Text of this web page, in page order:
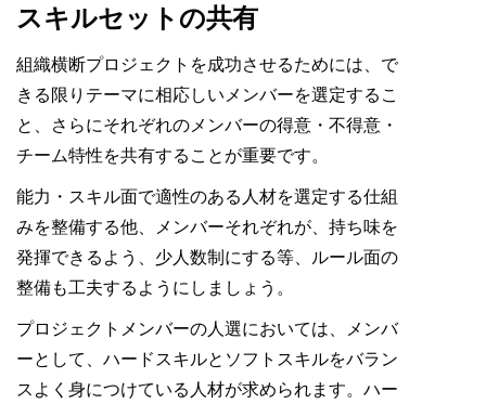
スキルセットの共有
組織横断プロジェクトを成功させるためには、で
きる限りテーマに相応しいメンバーを選定するこ
と、さらにそれぞれのメンバーの得意・不得意・
チーム特性を共有することが重要です。
能力・スキル面で適性のある人材を選定する仕組
みを整備する他、メンバーそれぞれが、持ち味を
発揮できるよう、少人数制にする等、ルール面の
整備も工夫するようにしましょう。
プロジェクトメンバーの人選においては、メンバ
ーとして、ハードスキルとソフトスキルをバラン
スよく身につけている人材が求められます。ハー